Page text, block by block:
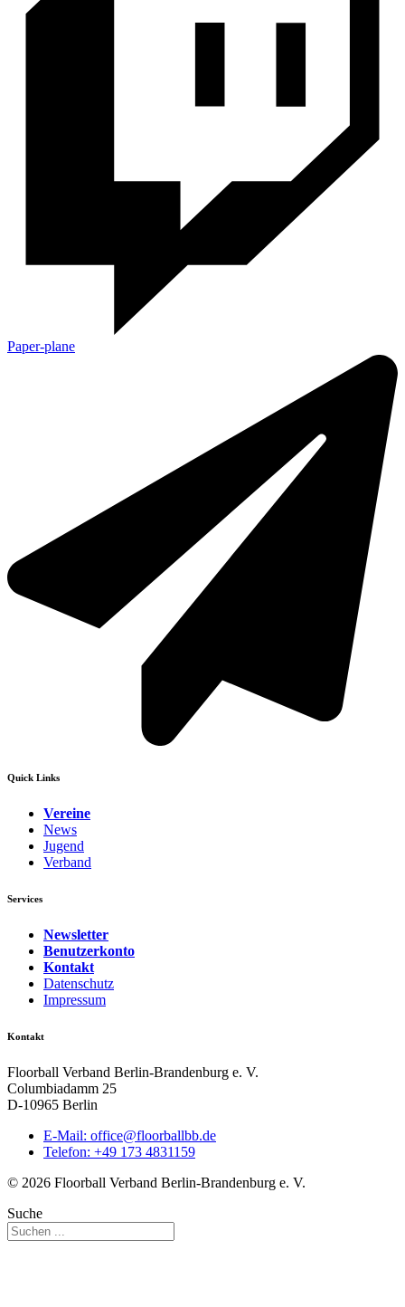
Paper-plane
Quick Links
Vereine
News
Jugend
Verband
Services
Newsletter
Benutzerkonto
Kontakt
Datenschutz
Impressum
Kontakt
Floorball Verband Berlin-Brandenburg e. V.
Columbiadamm 25
D-10965 Berlin
E-Mail: ed.bbllabroolf@eciffo
Telefon: +49 173 4831159
© 2026 Floorball Verband Berlin-Brandenburg e. V.
Suche